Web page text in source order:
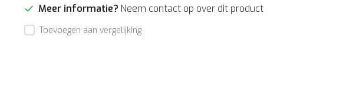
Meer informatie? Neem contact op over dit product
Toevoegen aan vergelijking